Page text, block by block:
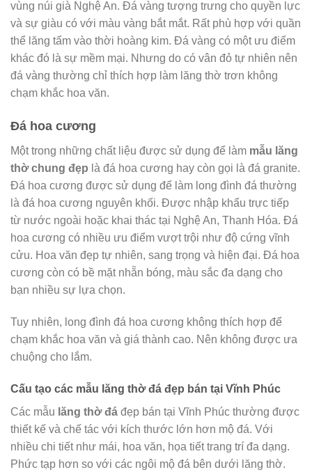
vùng núi già Nghệ An. Đá vàng tượng trưng cho quyền lực
và sự giàu có với màu vàng bắt mắt. Rất phù hợp với quần
thể lăng tẩm vào thời hoàng kim. Đá vàng có một ưu điểm
khác đó là sự mềm mại. Nhưng do có vân đỏ tự nhiên nên
đá vàng thường chỉ thích hợp làm lăng thờ trơn không
chạm khắc hoa văn.
Đá hoa cương
Một trong những chất liệu được sử dụng để làm mẫu lăng
thờ chung đẹp là đá hoa cương hay còn gọi là đá granite.
Đá hoa cương được sử dụng để làm long đình đá thường
là đá hoa cương nguyên khối. Được nhập khẩu trực tiếp
từ nước ngoài hoặc khai thác tại Nghệ An, Thanh Hóa. Đá
hoa cương có nhiều ưu điểm vượt trội như độ cứng vĩnh
cửu. Hoa văn đẹp tự nhiên, sang trọng và hiện đại. Đá hoa
cương còn có bề mặt nhẵn bóng, màu sắc đa dạng cho
bạn nhiều sự lựa chọn.
Tuy nhiên, long đình đá hoa cương không thích hợp để
chạm khắc hoa văn và giá thành cao. Nên không được ưa
chuộng cho lắm.
Cấu tạo các mẫu lăng thờ đá đẹp bán tại Vĩnh Phúc
Các mẫu lăng thờ đá đẹp bán tại Vĩnh Phúc thường được
thiết kế và chế tác với kích thước lớn hơn mộ đá. Với
nhiều chi tiết như mái, hoa văn, họa tiết trang trí đa dạng.
Phức tạp hơn so với các ngôi mộ đá bên dưới lăng thờ.